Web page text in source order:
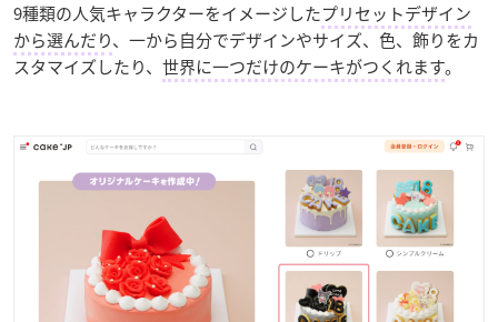
9種類の人気キャラクターをイメージしたプリセットデザイン
から選んだり、一から自分でデザインやサイズ、色、飾りをカ
スタマイズしたり、 世界に一つだけのケーキがつくれます。